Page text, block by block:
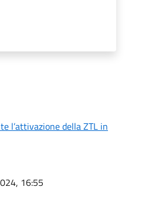
l’attivazione della ZTL in
16:55